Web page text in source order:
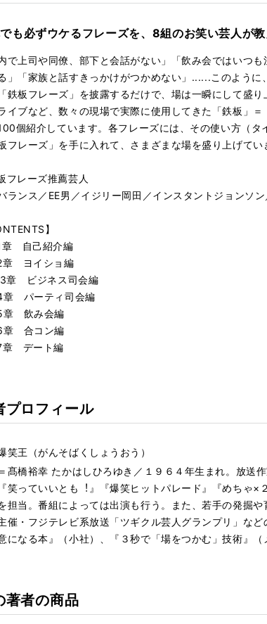
も必ずウケるフレーズを、8組のお笑い芸人が教
内で上司や同僚、部下と会話がない」「飲み会ではいつ
」「家族と話すきっかけがつかめない」......このよう
鉄板フレーズ」を披露するだけで、場は一瞬にして盛
イブなど、数々の現場で実際に使用してきた「鉄板」
個紹介しています。各フレーズには、その使い方（
板フレーズ」を手に入れて、さまざまな場を盛り上げてい
フレーズ推薦芸人
ランス／EE男／イジリー岡田／インスタントジョンソ
】
自己紹介編
ヨイショ編
章 ビジネス司会編
パーティ司会編
飲み会編
合コン編
デート編
プロフィール
笑王（がんそばくしょうおう）
髙橋裕幸 たかはしひろゆき／１９６４年⽣まれ。放送
笑っていいとも︕』『爆笑ヒットパレード』『めちゃ
担当。番組によっては出演も⾏う。また、若⼿の発掘
催・フジテレビ系放送「ツギクル芸人グランプリ」な
になる本』（⼩社）、『３秒で「場をつかむ」技術』（
著者の商品